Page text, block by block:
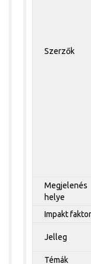
Szerzők
Megjelenés
helye
Impakt faktor
Jelleg
Témák